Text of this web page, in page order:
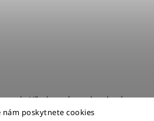
nám poskytnete cookies
. Všetky práva vyhradené.
nastavenie cookies